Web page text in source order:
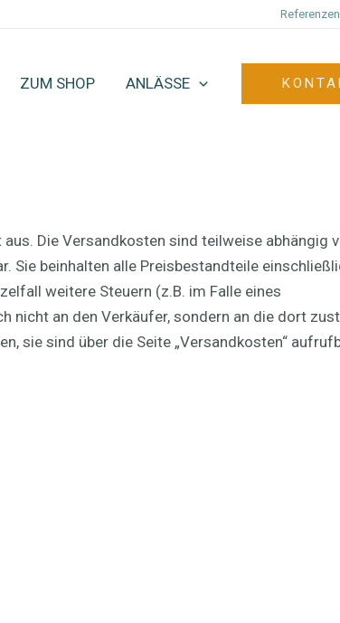
Referenzen
ZUM SHOP ANLÄSSE
Die Versandkosten sind teilweise abhängig
Sie beinhalten alle Preisbestandteile
weitere Steuern (z.B. im Falle eines
nicht an den Verkäufer, sondern an die dort
sie sind über die Seite „Versandkosten“